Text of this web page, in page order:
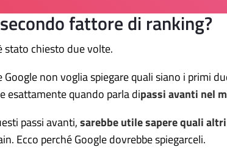
fattore di ranking?
stato chiesto due volte.
non voglia spiegare quali siano i primi
esattamente quando parla dipassi avanti nel
passi avanti,sarebbe utile sapere quali
Ecco perché Google dovrebbe spiegarceli.